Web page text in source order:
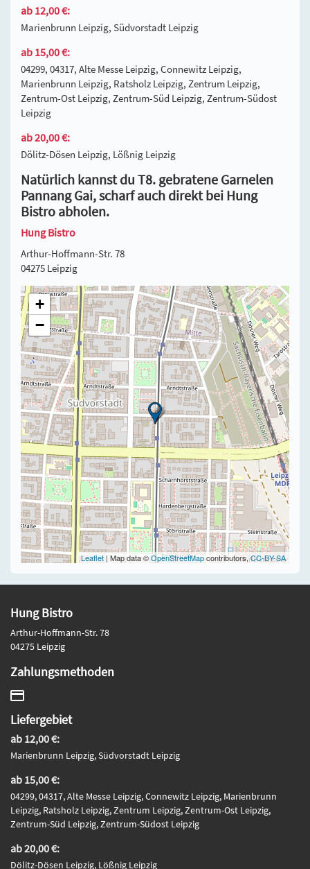
ab 12,00 €:
Marienbrunn Leipzig, Südvorstadt Leipzig
ab 15,00 €:
04299, 04317, Alte Messe Leipzig, Connewitz Leipzig,
Marienbrunn Leipzig, Ratsholz Leipzig, Zentrum Leipzig,
Zentrum-Ost Leipzig, Zentrum-Süd Leipzig, Zentrum-Südost
Leipzig
ab 20,00 €:
Dölitz-Dösen Leipzig, Lößnig Leipzig
Natürlich kannst du T8. gebratene Garnelen
Pannang Gai, scharf auch direkt bei Hung
Bistro abholen.
Hung Bistro
Arthur-Hoffmann-Str. 78
04275 Leipzig
+
−
Leaflet | Map data ©OpenStreetMapcontributors,CC-BY-SA
Hung Bistro
Arthur-Hoffmann-Str. 78
04275 Leipzig
Zahlungsmethoden
Liefergebiet
ab 12,00 €:
Marienbrunn Leipzig, Südvorstadt Leipzig
ab 15,00 €:
04299, 04317, Alte Messe Leipzig, Connewitz Leipzig, Marienbrunn
Leipzig, Ratsholz Leipzig, Zentrum Leipzig, Zentrum-Ost Leipzig,
Zentrum-Süd Leipzig, Zentrum-Südost Leipzig
ab 20,00 €:
Dölitz-Dösen Leipzig, Lößnig Leipzig